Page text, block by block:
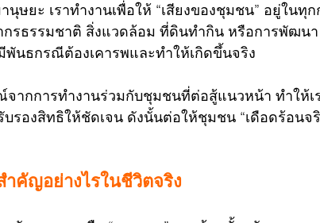
ษยะ เราทำงานเพื่อให้ “เสียงของชุมชน” อยู่ในทุ
กรธรรมชาติ สิ่งแวดล้อม ที่ดินทำกิน หรือการพัฒน
นธกรณีต้องเคารพและทำให้เกิดขึ้นจริง
ากการทำงานร่วมกับชุมชนที่ต่อสู้แนวหน้า ทำให้เ
รองสิทธิให้ชัดเจน ดังนั้นต่อให้ชุมชน “เดือดร้อนจริ
คัญอย่างไรในชีวิตจริง